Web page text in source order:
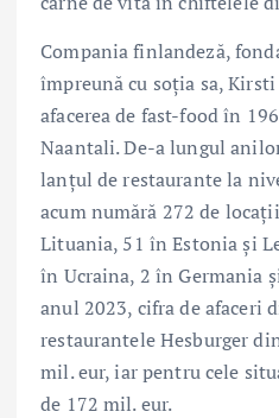
Compania finlandeză,
împreună cu soția sa,
afacerea de fast-food în
Naantali. De-a lungul
lanțul de restaurante la
acum numără 272 de
Lituania, 51 în Estonia și
în Ucraina, 2 în Germania
anul 2023, cifra de afaceri
restaurantele Hesburger
mil. eur, iar pentru cele
de 172 mil. eur.